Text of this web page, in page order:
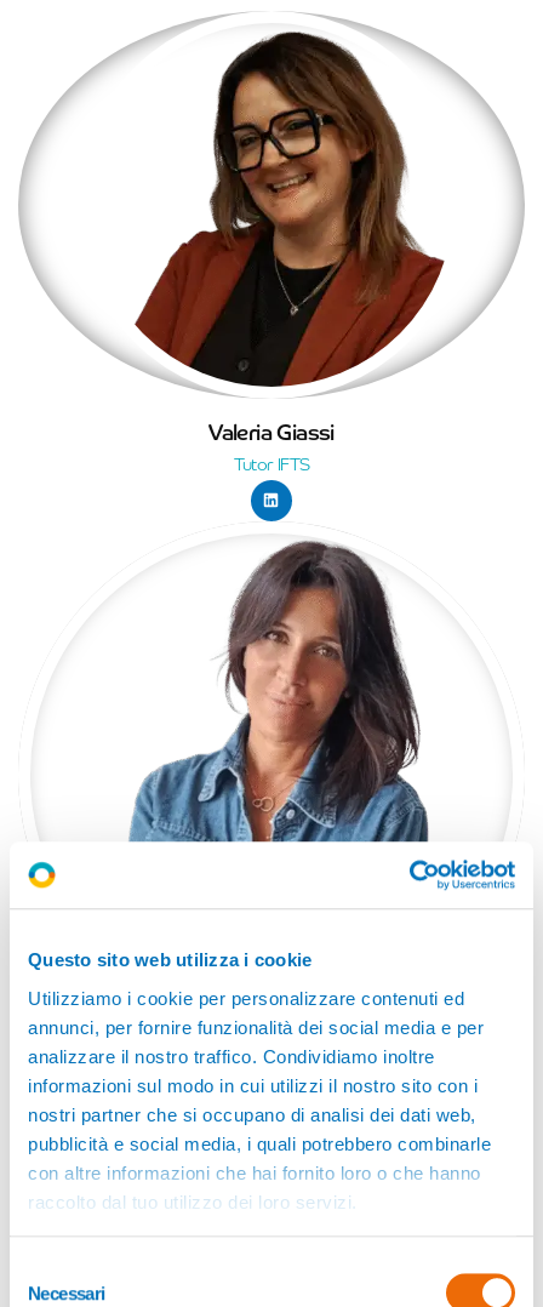
Questo sito web utilizza i cookie
Utilizziamo i cookie per personalizzare contenuti ed
annunci, per fornire funzionalità dei social media e per
analizzare il nostro traffico. Condividiamo inoltre
informazioni sul modo in cui utilizzi il nostro sito con i
nostri partner che si occupano di analisi dei dati web,
pubblicità e social media, i quali potrebbero combinarle
con altre informazioni che hai fornito loro o che hanno
raccolto dal tuo utilizzo dei loro servizi.
delNecessari
Isabella Pellegatta
Tutor ITS
Valeria Giassi
Tutor IFTS